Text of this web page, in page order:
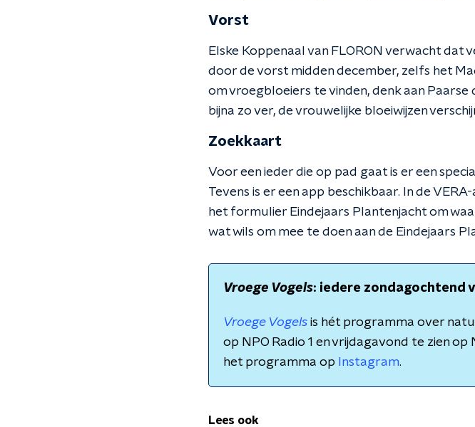
Vorst
Elske Koppenaal van FLORON verwacht dat
door de vorst midden december, zelfs het
om vroegbloeiers te vinden, denk aan
bijna zo ver, de vrouwelijke bloeiwijzen
Zoekkaart
Voor een ieder die op pad gaat is er een
Tevens is er een app beschikbaar. In de
het formulier Eindejaars Plantenjacht om
wat wils om mee te doen aan de Eindejaars
Vroege Vogels: iedere zondagochtend
Vroege Vogels is hét programma over
op NPO Radio 1 en vrijdagavond te zien op
het programma op
Instagram.
Lees ook